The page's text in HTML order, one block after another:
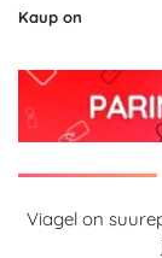
Kaup on
Viagel on